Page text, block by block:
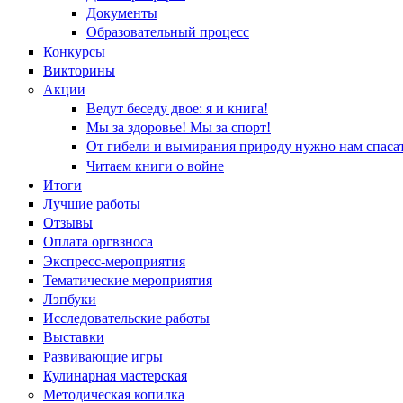
Документы
Образовательный процесс
Конкурсы
Викторины
Акции
Ведут беседу двое: я и книга!
Мы за здоровье! Мы за спорт!
От гибели и вымирания природу нужно нам
Читаем книги о войне
Итоги
Лучшие работы
Отзывы
Оплата оргвзноса
Экспресс-мероприятия
Тематические мероприятия
Лэпбуки
Исследовательские работы
Выставки
Развивающие игры
Кулинарная мастерская
Методическая копилка